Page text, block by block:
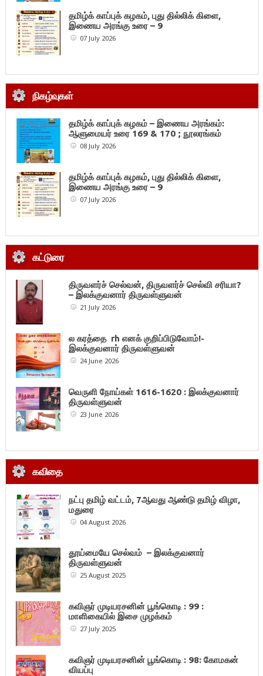
தமிழ்க் காப்புக் கழகம், புது தில்லிக் கிளை,
இணைய அரங்கு உரை – 9
07 July 2026
நிகழ்வுகள்
தமிழ்க் காப்புக் கழகம் – இணைய அரங்கம்:
ஆளுமையர் உரை 169 & 170 ; நூலரங்கம்
08 July 2026
தமிழ்க் காப்புக் கழகம், புது தில்லிக் கிளை,
இணைய அரங்கு உரை – 9
07 July 2026
கட்டுரை
திருவளர்ச் செல்வன், திருவளர்ச் செல்வி சரியா?
– இலக்குவனார் திருவள்ளுவன்
21 July 2026
ல கரத்தை rh எனக் குறிப்பிடுவோம்!-
இலக்குவனார் திருவள்ளுவன்
24 June 2026
வெருளி நோய்கள் 1616-1620 : இலக்குவனார்
திருவள்ளுவன்
23 June 2026
கவிதை
நட்பு தமிழ் வட்டம், 7ஆவது ஆண்டு தமிழ் விழா,
மதுரை
04 August 2026
தூய்மையே செல்வம் – இலக்குவனார்
திருவள்ளுவன்
25 August 2025
கவிஞர் முடியரசனின் பூங்கொடி : 99 :
மாளிகையில் இசை முழக்கம்
27 July 2025
கவிஞர் முடியரசனின் பூங்கொடி : 98: கோமகன்
வியப்பு